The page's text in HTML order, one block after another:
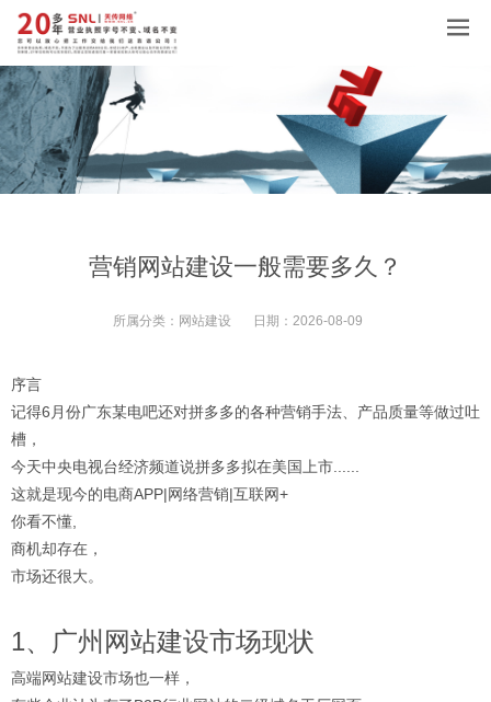
营销网站建设一般需要多久？
所属分类： 网站建设 日期： 2026-08-09
序言
记得6月份广东某电吧还对拼多多的各种营销手法、产品质量等做过吐
槽，
今天中央电视台经济频道说拼多多拟在美国上市......
这就是现今的电商APP|网络营销|互联网+
你看不懂,
商机却存在，
市场还很大。
1、广州网站建设市场现状
高端网站建设市场也一样，